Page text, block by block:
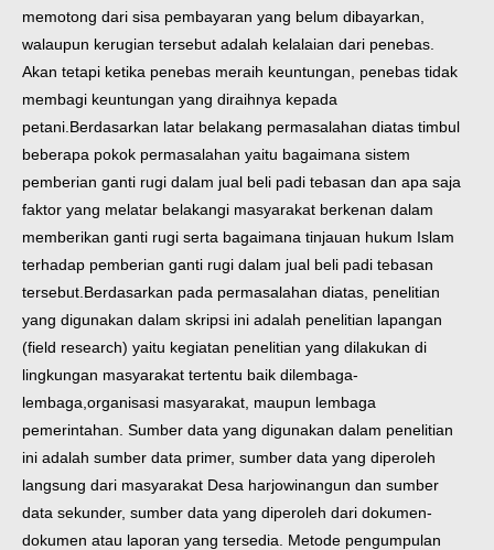
memotong dari sisa pembayaran yang belum dibayarkan,
walaupun kerugian tersebut adalah kelalaian dari penebas.
Akan tetapi ketika penebas meraih keuntungan, penebas tidak
membagi keuntungan yang diraihnya kepada
petani. Berdasarkan latar belakang permasalahan diatas timbul
beberapa pokok permasalahan yaitu bagaimana sistem
pemberian ganti rugi dalam jual beli padi tebasan dan apa saja
faktor yang melatar belakangi masyarakat berkenan dalam
memberikan ganti rugi serta bagaimana tinjauan hukum Islam
terhadap pemberian ganti rugi dalam jual beli padi tebasan
tersebut. Berdasarkan pada permasalahan diatas, penelitian
yang digunakan dalam skripsi ini adalah penelitian lapangan
(field research) yaitu kegiatan penelitian yang dilakukan di
lingkungan masyarakat tertentu baik dilembaga-
lembaga,organisasi masyarakat, maupun lembaga
pemerintahan. Sumber data yang digunakan dalam penelitian
ini adalah sumber data primer, sumber data yang diperoleh
langsung dari masyarakat Desa harjowinangun dan sumber
data sekunder, sumber data yang diperoleh dari dokumen-
dokumen atau laporan yang tersedia. Metode pengumpulan